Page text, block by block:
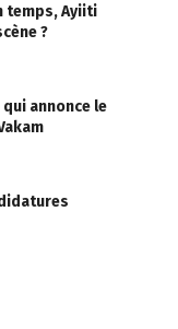
temps, Ayiiti
?
annonce le